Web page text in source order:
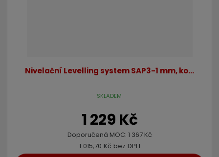
Nivelační Levelling system SAP3-1 mm, ko...
1 229 Kč
Doporučená MOC: 1 367 Kč
1 015,70 Kč bez DPH
SKLADEM